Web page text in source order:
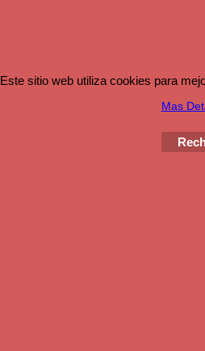
Este sitio web utiliza cookies para
Mas